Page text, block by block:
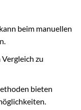
beim manuellen
zu
bieten